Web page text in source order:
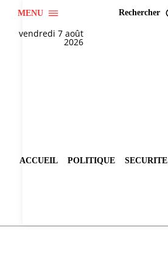
MENU Rechercher
vendredi 7 août
2026
ACCUEIL POLITIQUE SECURITE